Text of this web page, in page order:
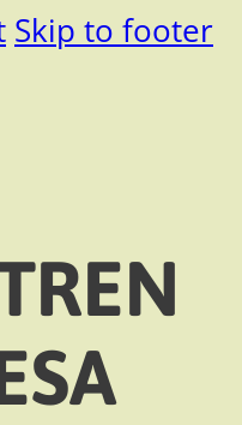
Skip to footer